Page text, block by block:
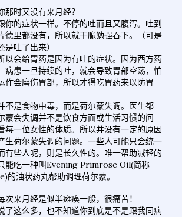
那时又没有来月经？
你的症状一样。不停的吐而且又腹泻。吐到
德里都没有，所以就干脆勉强吞下。（可是
是吐了出来）
以会给胃药是因为有吐的症状。因为西方药
病患一旦持续的吐，就会导致胃部空荡，怕
作会磨伤胃部，所以才得吃胃药来以防胃
不是食物中毒，而是荷尔蒙失调。医生都
蒙会失调并不是饮食方面或生活习惯的问
每一位女性的体质。所以并没有一定的原因
生荷尔蒙失调的问题。一些人可能只会统一
有些人呢，则是长久性的。唯一帮助减轻的
能吃一种叫Evening Primrose Oil(简称
的油状药丸帮助调理荷尔蒙。
次来月经是似半瘫痪一般，很痛苦！
了这么多，也不知道你到底是不是跟我同病